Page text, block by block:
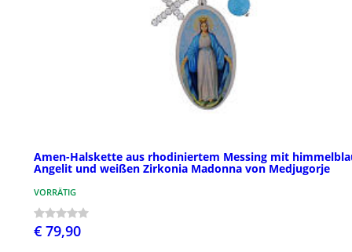
Amen-Halskette aus rhodiniertem Messing mit
Angelit und weißen Zirkonia Madonna von Medjugorje
VORRÄTIG
€ 79,90